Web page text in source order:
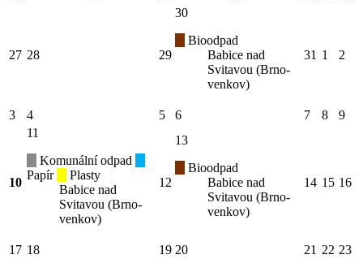
27 28 29
30
Bioodpad
Babice nad
Svitavou (Brno-
venkov)
31 1 2
3 4 5 6 7 8 9
10
11
Komunální odpad
Papír
Plasty
Babice nad
Svitavou (Brno-
venkov)
12
13
Bioodpad
Babice nad
Svitavou (Brno-
venkov)
14 15 16
17 18 19 20 21 22 23